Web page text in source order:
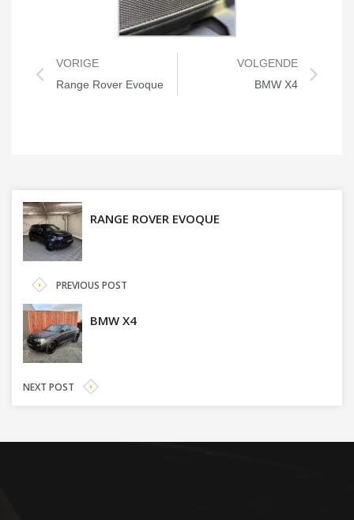
VORIGE
Range Rover Evoque
VOLGENDE
BMW X4
RANGE ROVER EVOQUE
PREVIOUS POST
BMW X4
NEXT POST